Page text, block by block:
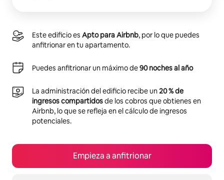
Este edificio es Apto para Airbnb, por lo que puedes
anfitrionar en tu apartamento.
Puedes anfitrionar un máximo de90 noches al año
La administración del edificio recibe un20 % de
ingresos compartidosde los cobros que obtienes en
Airbnb, lo que se refleja en el cálculo de ingresos
potenciales.
Empieza a anfitrionar